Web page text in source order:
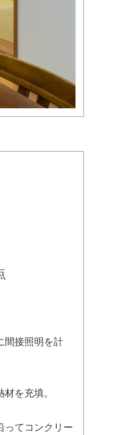
間接照明を計
を充填。
ってコンクリー